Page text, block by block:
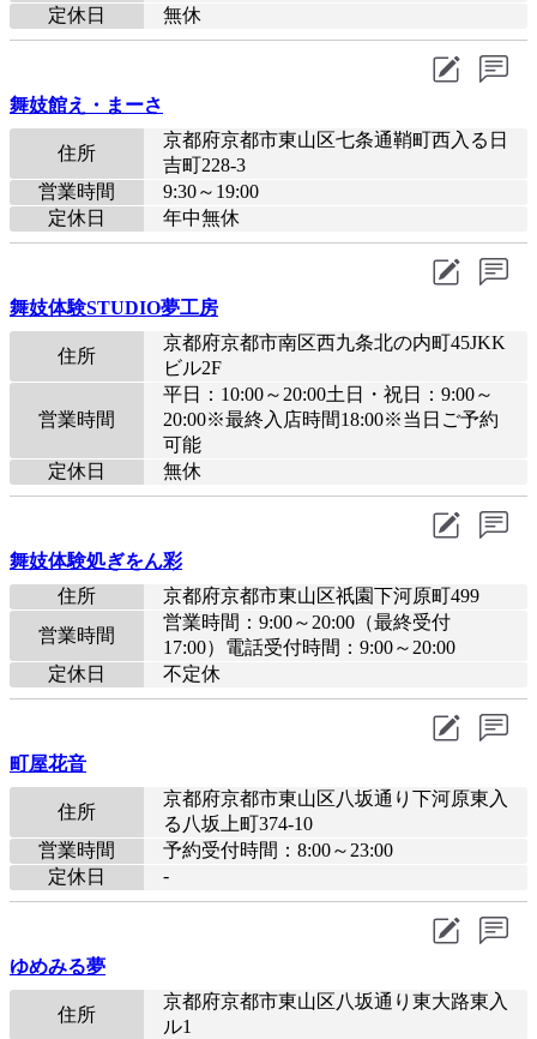
定休日
無休
舞妓館え・まーさ
住所
京都府京都市東山区七条通鞘町西入る日
吉町228-3
営業時間
9:30～19:00
定休日
年中無休
舞妓体験STUDIO夢工房
住所
京都府京都市南区西九条北の内町45JKK
ビル2F
営業時間
平日：10:00～20:00土日・祝日：9:00～
20:00※最終入店時間18:00※当日ご予約
可能
定休日
無休
舞妓体験処ぎをん彩
住所
京都府京都市東山区祇園下河原町499
営業時間
営業時間：9:00～20:00（最終受付
17:00）電話受付時間：9:00～20:00
定休日
不定休
町屋花音
住所
京都府京都市東山区八坂通り下河原東入
る八坂上町374-10
営業時間
予約受付時間：8:00～23:00
定休日
-
ゆめみる夢
住所
京都府京都市東山区八坂通り東大路東入
ル1